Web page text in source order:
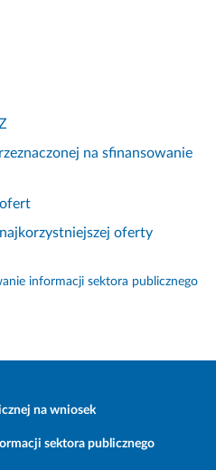
na sfinansowanie
oferty
informacji sektora publicznego
na wniosek
sektora publicznego